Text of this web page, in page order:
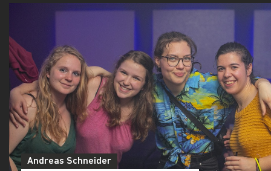
Andreas Schneider